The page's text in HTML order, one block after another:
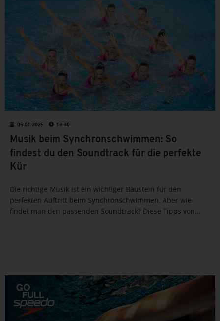
05.01.2025 13:30
Musik beim Synchronschwimmen: So
findest du den Soundtrack für die perfekte
Kür
Die richtige Musik ist ein wichtiger Baustein für den
perfekten Auftritt beim Synchronschwimmen. Aber wie
findet man den passenden Soundtrack? Diese Tipps von